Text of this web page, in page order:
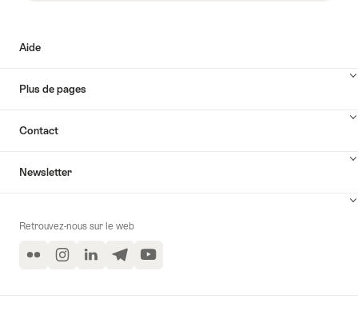
Aide
Plus de pages
Contact
Newsletter
Retrouvez-nous sur le web
Flickr InstagramLinkedInTelegramYouTube